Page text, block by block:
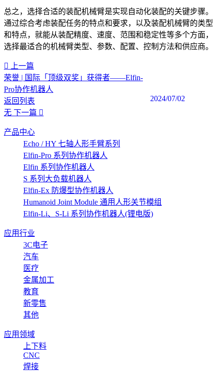
总之，选择合适的装配机械臂是实现自动化装配的关键步骤。
通过综合考虑装配任务的特点和要求，以及装配机械臂的类型
和特点，就能从装配精度、速度、范围和稳定性等多个方面，
选择最适合的机械臂类型、参数、配置、控制方法和供应商。‍
上一篇
荣誉 | 国际「顶级双奖」获得者——Elfin-
Pro协作机器人
2024/07/02
返回列表
无 下一篇
产品中心
Echo / HY 七轴人形手臂系列
Elfin-Pro 系列协作机器人
Elfin 系列协作机器人
S 系列大负载机器人
Elfin-Ex 防爆型协作机器人
Humanoid Joint Module 通用人形关节模组
Elfin-Li、S-Li 系列协作机器人(锂电版)
应用行业
3C电子
汽车
医疗
金属加工
教育
新零售
其他
应用领域
上下料
CNC
焊接